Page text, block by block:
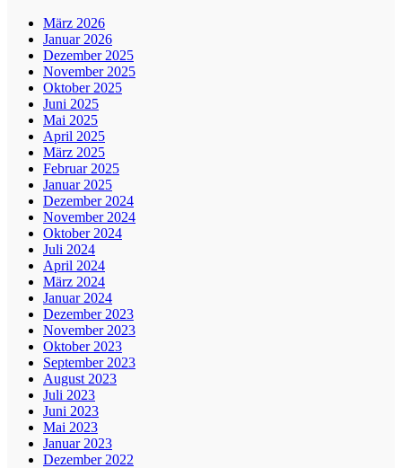
März 2026
Januar 2026
Dezember 2025
November 2025
Oktober 2025
Juni 2025
Mai 2025
April 2025
März 2025
Februar 2025
Januar 2025
Dezember 2024
November 2024
Oktober 2024
Juli 2024
April 2024
März 2024
Januar 2024
Dezember 2023
November 2023
Oktober 2023
September 2023
August 2023
Juli 2023
Juni 2023
Mai 2023
Januar 2023
Dezember 2022